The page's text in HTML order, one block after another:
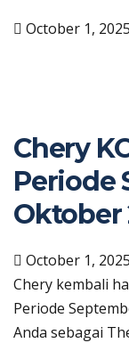
October 1, 2025
Chery
Periode
Oktober
October 1, 2025
Chery kembali
Periode
Anda sebagai